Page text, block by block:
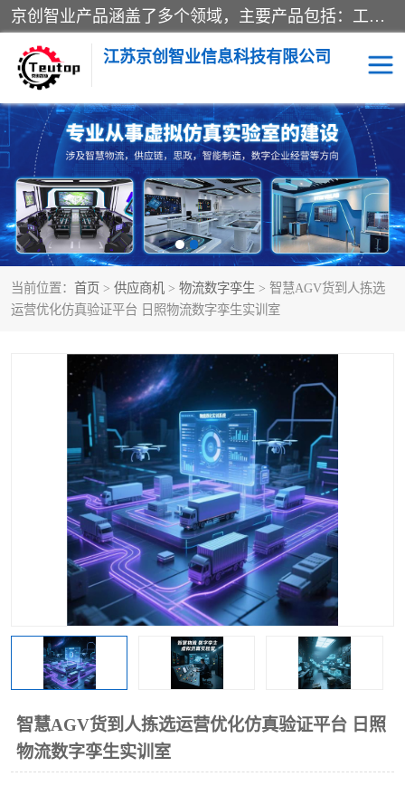
京创智业产品涵盖了多个领域，主要产品包括：工业4.0生产线解决方案，智慧物流综合实训室，教学设备与实验室建设，虚拟仿真实验室等。公司将秉持“创新、执着、诚信、共赢”的理念，以“将服务当作使命”为核心价值观，致力于为客户创造价值，与客户、合作伙伴和员工共同成长。
江苏京创智业信息科技有限公司
当前位置： 首页 > 供应商机 > 物流数字孪生 > 智慧AGV货到人拣选
运营优化仿真验证平台 日照物流数字孪生实训室
智慧AGV货到人拣选运营优化仿真验证平台 日照
物流数字孪生实训室
VR物流实训 低碳供应链
生产系统仿真 冷链物流
供应链管理 思政
智慧零售实训 智能制造
物流数字孪生 数字企业经营
工业工程实训室